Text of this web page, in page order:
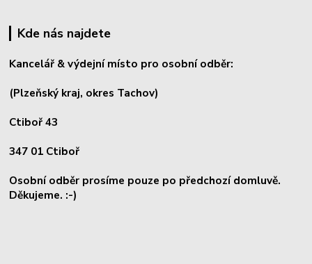
Kde nás najdete
Kancelář & výdejní místo pro osobní odběr:
(Plzeňský kraj, okres Tachov)
Ctiboř 43
347 01 Ctiboř
Osobní odběr prosíme pouze po předchozí domluvě.
Děkujeme. :-)